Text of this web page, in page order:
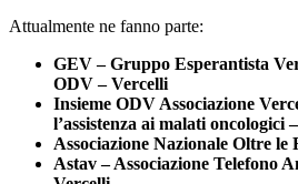
Attualmente ne fanno parte:
GEV – Gruppo Esperantista
ODV – Vercelli
Insieme ODV Associazione
l’assistenza ai malati oncologici
Associazione Nazionale Oltre
Astav – Associazione Telefono